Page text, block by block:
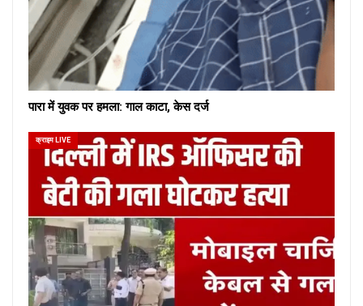
पारा में युवक पर हमला: गाल काटा, केस दर्ज
क्राइम LIVE